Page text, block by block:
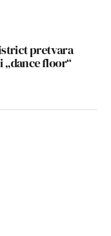
pretvara
„dance floor“